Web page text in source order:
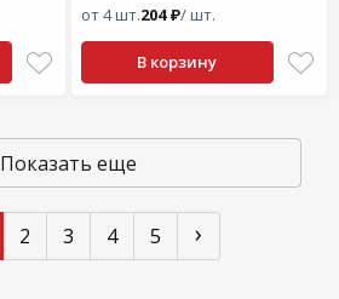
от 4 шт.204 ₽/ шт.
В корзину
Показать еще
2 3 4 5 ›